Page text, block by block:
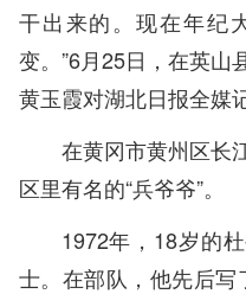
干出来的。现在年纪
变。”6月25日，在英山
黄玉霞对湖北日报全媒
在黄冈市黄州区长
区里有名的“兵爷爷”。
1972年，18岁的
士。在部队，他先后